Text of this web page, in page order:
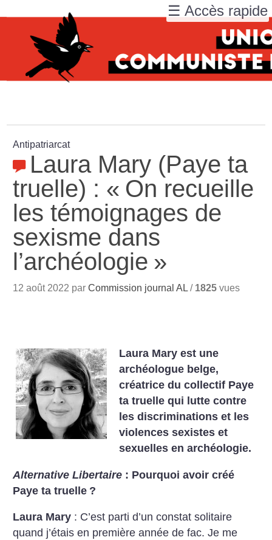
Antipatriarcat
Laura Mary (Paye ta
truelle) : « On recueille
les témoignages de
sexisme dans
l’archéologie »
12 août 2022 parCommission journal AL / 1825 vues
Laura Mary est une
archéologue belge,
créatrice du collectif Paye
ta truelle qui lutte contre
les discriminations et les
violences sexistes et
sexuelles en archéologie.
Alternative Libertaire : Pourquoi avoir créé
Paye ta truelle ?
Laura Mary : C’est parti d’un constat solitaire
quand j’étais en première année de fac. Je me
☰ Accès rapide